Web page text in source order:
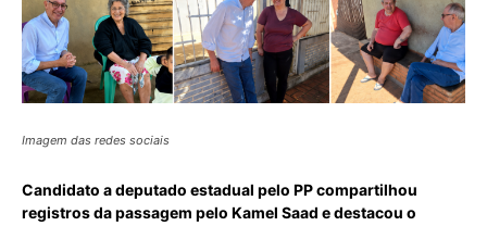
Imagem das redes sociais
Candidato a deputado estadual pelo PP compartilhou
registros da passagem pelo Kamel Saad e destacou o